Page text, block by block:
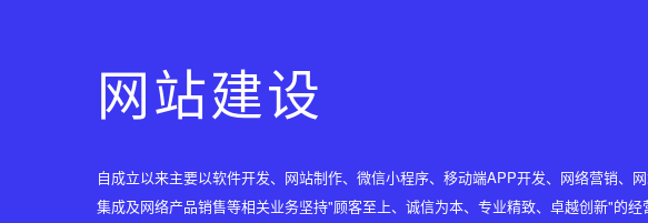
网站建设
自成立以来主要以软件开发、网站制作、微信小程序、移动端APP开发、网络营销、
集成及网络产品销售等相关业务坚持"顾客至上、诚信为本、专业精致、卓越创新"的经